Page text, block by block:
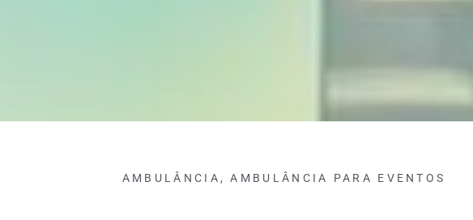
AMBULÂNCIA ,AMBULÂNCIA PARA EVENTOS